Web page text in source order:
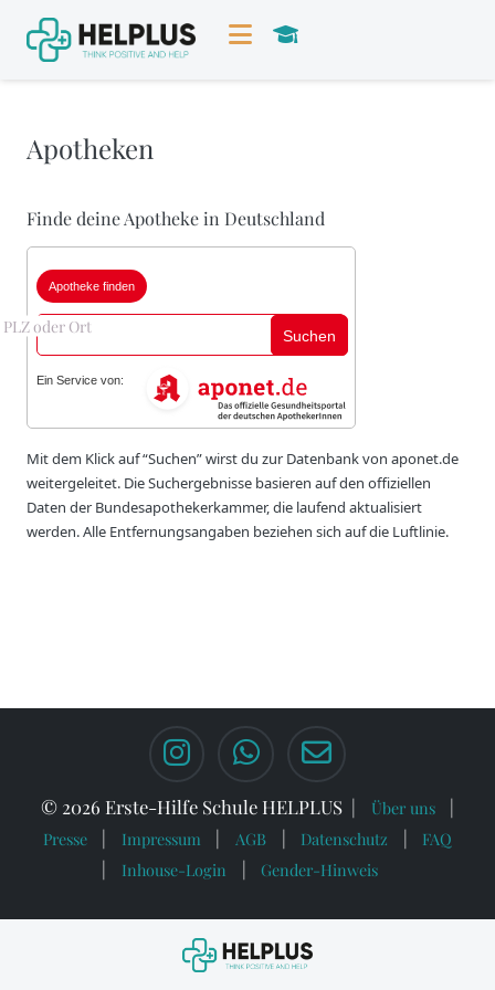
Apotheken
Finde deine Apotheke in Deutschland
Apotheke finden
Suchen
Ein Service von:
Mit dem Klick auf “Suchen” wirst du zur Datenbank von aponet.de
weitergeleitet. Die Suchergebnisse basieren auf den offiziellen
Daten der Bundesapothekerkammer, die laufend aktualisiert
werden. Alle Entfernungsangaben beziehen sich auf die Luftlinie.
© 2026 Erste-Hilfe Schule HELPLUS
Über uns
Presse
Impressum AGB Datenschutz
FAQ
Inhouse-Login
Gender-Hinweis